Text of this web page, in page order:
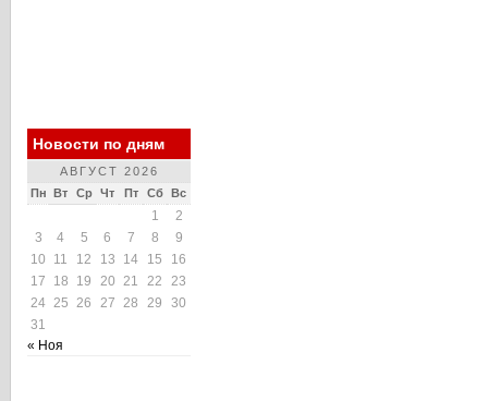
Новости по дням
АВГУСТ 2026
Пн Вт Ср Чт Пт Сб Вс
1
2
3
4 5 6 7 8
9
10
11 12 13 14 15
16
17
18 19 20 21 22
23
24 25 26 27 28 29
30
31
« Ноя